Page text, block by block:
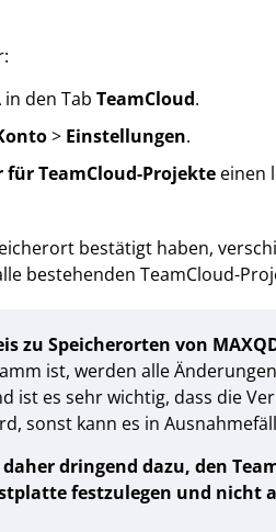
in den TabTeamCloud.
> Einstellungen.
für TeamCloud-Projekte einen
bestätigt haben,
bestehenden TeamCloud-
zu Speicherorten von
ist, werden alle
ist es sehr wichtig, dass die
sonst kann es in
dringend dazu, den
festzulegen und nicht